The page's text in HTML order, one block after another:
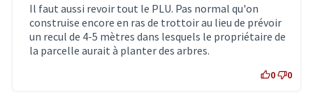
Il faut aussi revoir tout le PLU. Pas normal qu'on
construise encore en ras de trottoir au lieu de prévoir
un recul de 4-5 mètres dans lesquels le propriétaire de
la parcelle aurait à planter des arbres.
0 0